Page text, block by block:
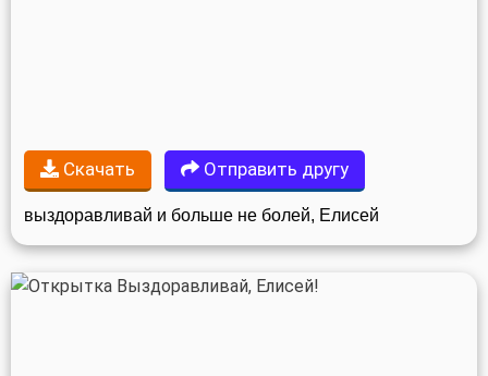
Скачать Отправить другу
выздоравливай и больше не болей, Елисей